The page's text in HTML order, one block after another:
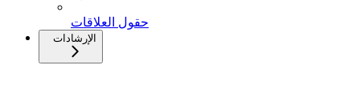
حقول العلاقات
الإرشادات